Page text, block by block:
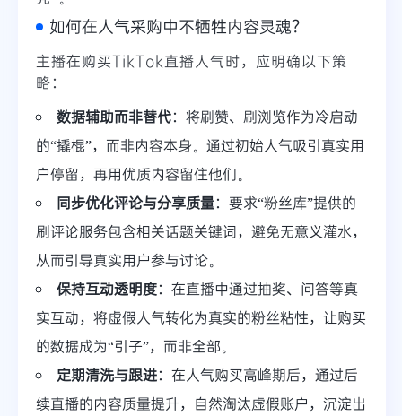
如何在人气采购中不牺牲内容灵魂？
主播在购买TikTok直播人气时，应明确以下策
略：
数据辅助而非替代：将刷赞、刷浏览作为冷启动
的“撬棍”，而非内容本身。通过初始人气吸引真实用
户停留，再用优质内容留住他们。
同步优化评论与分享质量：要求“粉丝库”提供的
刷评论服务包含相关话题关键词，避免无意义灌水，
从而引导真实用户参与讨论。
保持互动透明度：在直播中通过抽奖、问答等真
实互动，将虚假人气转化为真实的粉丝粘性，让购买
的数据成为“引子”，而非全部。
定期清洗与跟进：在人气购买高峰期后，通过后
续直播的内容质量提升，自然淘汰虚假账户，沉淀出